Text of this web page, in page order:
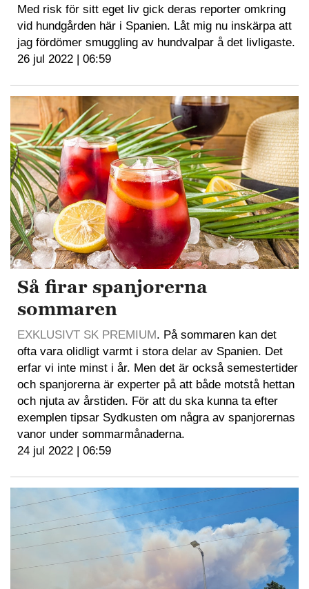
Med risk för sitt eget liv gick deras reporter omkring
vid hundgården här i Spanien. Låt mig nu inskärpa att
jag fördömer smuggling av hundvalpar å det livligaste.
26 jul 2022 | 06:59
Så firar spanjorerna
sommaren
EXKLUSIVT SK PREMIUM. På sommaren kan det
ofta vara olidligt varmt i stora delar av Spanien. Det
erfar vi inte minst i år. Men det är också semestertider
och spanjorerna är experter på att både motstå hettan
och njuta av årstiden. För att du ska kunna ta efter
exemplen tipsar Sydkusten om några av spanjorernas
vanor under sommarmånaderna.
24 jul 2022 | 06:59